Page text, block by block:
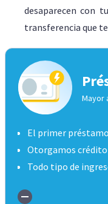
desaparecen con
transferencia que
Mayor
El primer
Otorgamos
Todo tipo de